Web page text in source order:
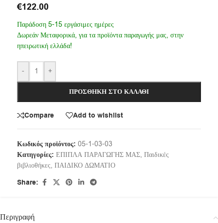
€122.00
Παράδοση 5-15 εργάσιμες ημέρες
Δωρεάν Μεταφορικά, για τα προϊόντα παραγωγής μας, στην
ηπειρωτική ελλάδα!
- +
ΠΡΟΣΘΉΚΗ ΣΤΟ ΚΑΛΆΘΙ
Compare Add to wishlist
Κωδικός προϊόντος: 05-1-03-03
Κατηγορίες: ΕΠΙΠΛΑ ΠΑΡΑΓΩΓΗΣ ΜΑΣ, Παιδικές
βιβλιοθήκες, ΠΑΙΔΙΚΟ ΔΩΜΑΤΙΟ
Share:
Περιγραφή